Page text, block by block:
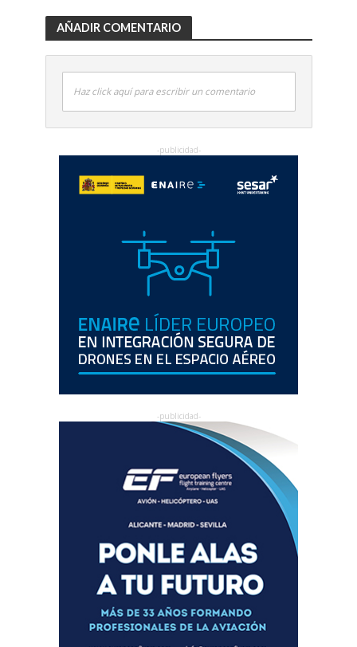
AÑADIR COMENTARIO
Haz click aquí para escribir un comentario